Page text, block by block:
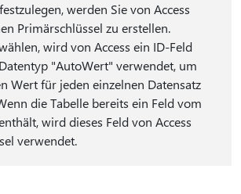
werden Sie von Access
Primärschlüssel zu erstellen.
wird von Access ein ID-Feld
"AutoWert" verwendet, um
Wert für jeden einzelnen Datensatz
die Tabelle bereits ein Feld vom
wird dieses Feld von Access
verwendet.